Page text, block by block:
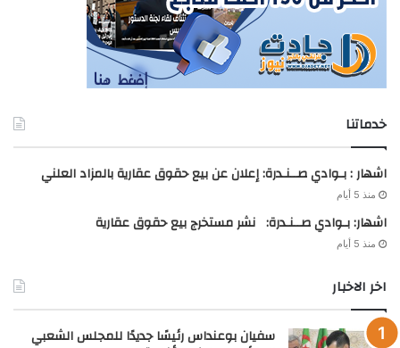
خدماتنا
اشهار : بـوادي صــنـدرة: إعلان عن بيع حقوق عقارية بالمزاد العلني
منذ 5 أيام
اشهار: بـوادي صــنـدرة: نشر مستخرج بيع حقوق عقارية
منذ 5 أيام
اخر الاخبار
سفيان بوعنداس رئيسًا جديدًا للمجلس الشعبي